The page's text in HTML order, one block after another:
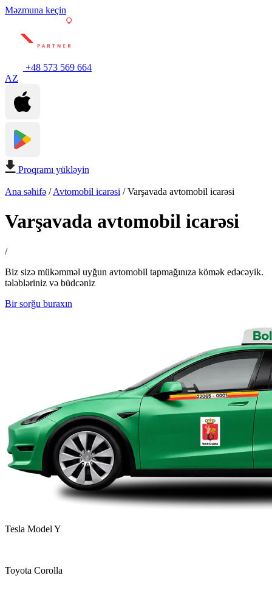
Məzmuna keçin
+48 573 569 664
AZ
Proqramı yükləyin
Ana səhifə /Avtomobil icarəsi /Varşavada avtomobil icarəsi
Varşavada avtomobil icarəsi
/
Biz sizə mükəmməl uyğun avtomobil tapmağınıza kömək edəcəyik.
tələbləriniz və büdcəniz
Bir sorğu buraxın
Tesla Model Y
Toyota Corolla